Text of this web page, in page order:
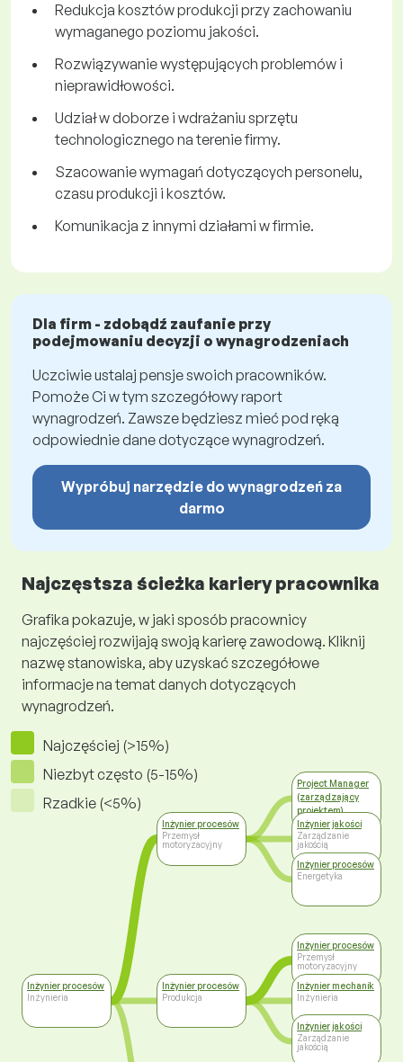
Redukcja kosztów produkcji przy zachowaniu
wymaganego poziomu jakości.
Rozwiązywanie występujących problemów i
nieprawidłowości.
Udział w doborze i wdrażaniu sprzętu
technologicznego na terenie firmy.
Szacowanie wymagań dotyczących personelu,
czasu produkcji i kosztów.
Komunikacja z innymi działami w firmie.
Dla firm - zdobądź zaufanie przy
podejmowaniu decyzji o wynagrodzeniach
Uczciwie ustalaj pensje swoich pracowników.
Pomoże Ci w tym szczegółowy raport
wynagrodzeń. Zawsze będziesz mieć pod ręką
odpowiednie dane dotyczące wynagrodzeń.
Wypróbuj narzędzie do wynagrodzeń za
darmo
Najczęstsza ścieżka kariery pracownika
Grafika pokazuje, w jaki sposób pracownicy
najczęściej rozwijają swoją karierę zawodową. Kliknij
nazwę stanowiska, aby uzyskać szczegółowe
informacje na temat danych dotyczących
wynagrodzeń.
Najczęściej (>15%)
Niezbyt często (5-15%)
Rzadkie (<5%)
Inżynier procesów
Inżynieria
Inżynier procesów
Przemysł
motoryzacyjny
Inżynier procesów
Produkcja
Project Manager
(zarządzający
projektem)
Zarządzanie
Inżynier jakości
Zarządzanie
jakością
Inżynier procesów
Energetyka
Inżynier procesów
Przemysł
motoryzacyjny
Inżynier mechanik
Inżynieria
Inżynier jakości
Zarządzanie
jakością